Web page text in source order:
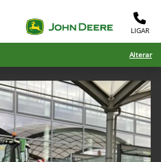
LIGAR
Alterar